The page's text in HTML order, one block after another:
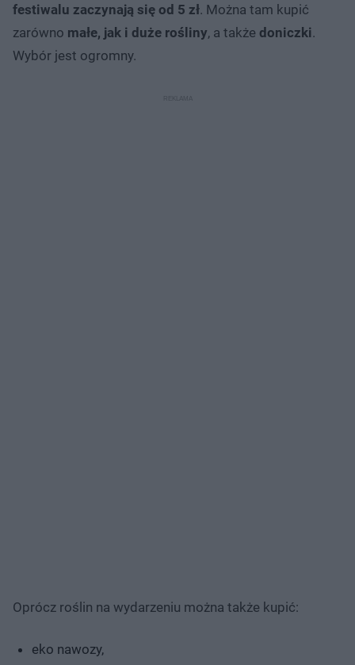
festiwalu zaczynają się od 5 zł. Można tam kupić
zarówno małe, jak i duże rośliny, a także doniczki.
Wybór jest ogromny.
Oprócz roślin na wydarzeniu można także kupić:
eko nawozy,